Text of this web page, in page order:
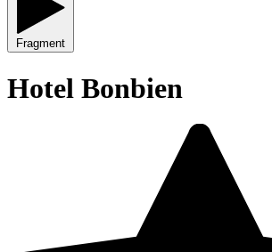
Fragment
Hotel Bonbien